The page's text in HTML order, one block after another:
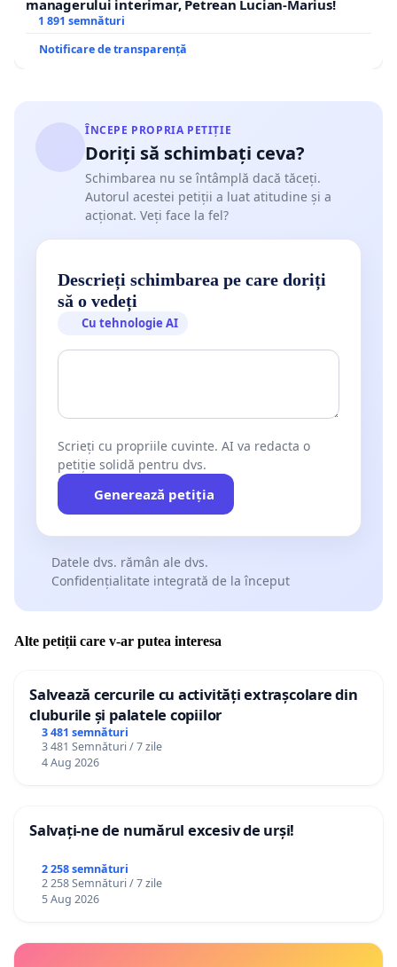
managerului interimar, Petrean Lucian-Marius!
1 891 semnături
Notificare de transparență
ÎNCEPE PROPRIA PETIȚIE
Doriți să schimbați ceva?
Schimbarea nu se întâmplă dacă tăceți.
Autorul acestei petiții a luat atitudine și a
acționat. Veți face la fel?
Descrieți schimbarea pe care doriți
să o vedeți
Cu tehnologie AI
Scrieți cu propriile cuvinte. AI va redacta o
petiție solidă pentru dvs.
Generează petiția
Datele dvs. rămân ale dvs.
Confidențialitate integrată de la început
Alte petiții care v-ar putea interesa
Salvează cercurile cu activități extrașcolare din
cluburile și palatele copiilor
3 481 semnături
3 481 Semnături / 7 zile
4 Aug 2026
Salvați-ne de numărul excesiv de urși!
2 258 semnături
2 258 Semnături / 7 zile
5 Aug 2026